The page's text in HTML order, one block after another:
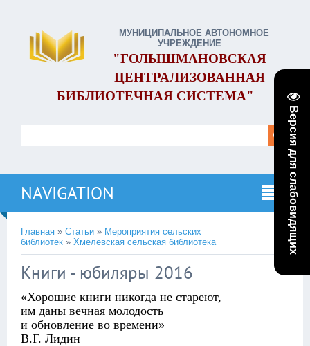
Версия для слабовидящих
МУНИЦИПАЛЬНОЕ АВТОНОМНОЕ
УЧРЕЖДЕНИЕ
"ГОЛЫШМАНОВСКАЯ
ЦЕНТРАЛИЗОВАННАЯ
БИБЛИОТЕЧНАЯ СИСТЕМА"
NAVIGATION
Главная » Статьи » Мероприятия сельских
библиотек » Хмелевcкая сельская библиотека
Книги - юбиляры 2016
«Хорошие книги никогда не стареют,
им даны вечная молодость
и обновление во времени»
В.Г. Лидин